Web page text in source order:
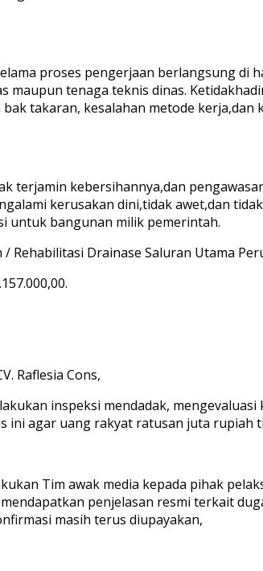
proses pengerjaan berlangsung
maupun tenaga teknis dinas.
takaran, kesalahan metode
terjamin kebersihannya,dan
kerusakan dini,tidak awet,dan
untuk bangunan milik pemerintah.
Rehabilitasi Drainase Saluran Utama
Raflesia Cons,
inspeksi mendadak,
agar uang rakyat ratusan juta rupiah
Tim awak media kepada pihak
penjelasan resmi terkait
masih terus diupayakan,